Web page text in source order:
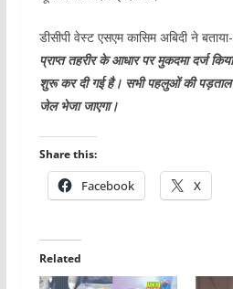
डीसीपी वेस्ट एसएम कासिम अबिदी ने बताया-
प्राप्त तहरीर के आधार पर मुकदमा दर्ज
शुरू कर दी गई है। सभी पहलुओं की पड़ताल
जेल भेजा जाएगा।
Share this:
Facebook X
Related